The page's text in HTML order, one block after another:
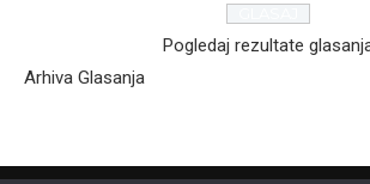
Pogledaj rezultate
Arhiva Glasanja